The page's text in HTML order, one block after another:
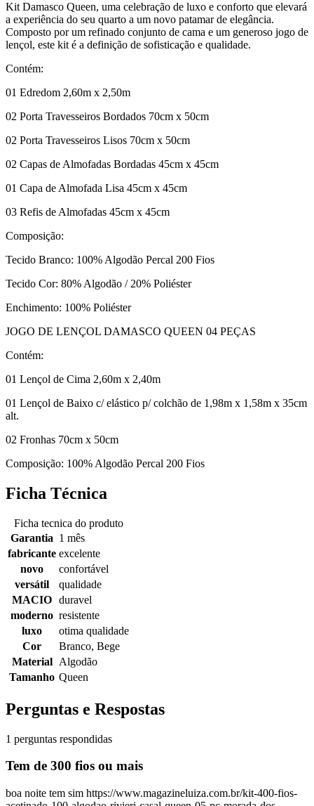
Kit Damasco Queen, uma celebração de luxo e conforto que elevará
a experiência do seu quarto a um novo patamar de elegância.
Composto por um refinado conjunto de cama e um generoso jogo de
lençol, este kit é a definição de sofisticação e qualidade.
Contém:
01 Edredom 2,60m x 2,50m
02 Porta Travesseiros Bordados 70cm x 50cm
02 Porta Travesseiros Lisos 70cm x 50cm
02 Capas de Almofadas Bordadas 45cm x 45cm
01 Capa de Almofada Lisa 45cm x 45cm
03 Refis de Almofadas 45cm x 45cm
Composição:
Tecido Branco: 100% Algodão Percal 200 Fios
Tecido Cor: 80% Algodão / 20% Poliéster
Enchimento: 100% Poliéster
JOGO DE LENÇOL DAMASCO QUEEN 04 PEÇAS
Contém:
01 Lençol de Cima 2,60m x 2,40m
01 Lençol de Baixo c/ elástico p/ colchão de 1,98m x 1,58m x 35cm
alt.
02 Fronhas 70cm x 50cm
Composição: 100% Algodão Percal 200 Fios
Ficha Técnica
Ficha tecnica do produto
Garantia 1 mês
fabricante excelente
novo
confortável
versátil
qualidade
MACIO duravel
moderno resistente
luxo
otima qualidade
Cor
Branco, Bege
Material
Algodão
Tamanho Queen
Perguntas e Respostas
1 perguntas respondidas
Tem de 300 fios ou mais
boa noite tem sim https://www.magazineluiza.com.br/kit-400-fios-